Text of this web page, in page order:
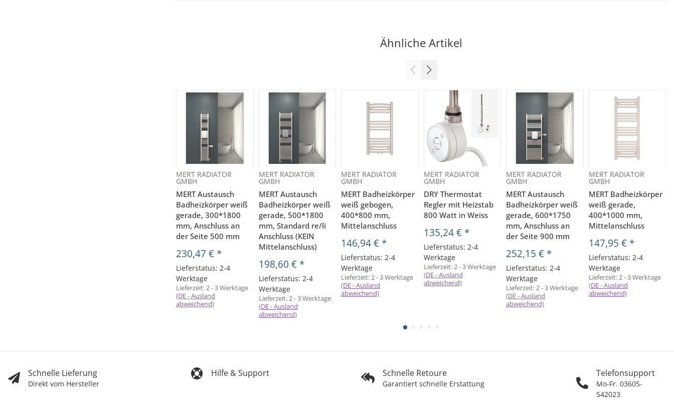
Ähnliche Artikel
MERT RADIATOR
GMBH
MERT Austausch
Badheizkörper weiß
gerade, 300*1800
mm, Anschluss an
der Seite 500 mm
230,47 € *
Lieferstatus: 2-4
Werktage
Lieferzeit:2 - 3 Werktage
(DE - Ausland
abweichend)
MERT RADIATOR
GMBH
MERT Austausch
Badheizkörper weiß
gerade, 500*1800
mm, Standard re/li
Anschluss (KEIN
Mittelanschluss)
198,60 € *
Lieferstatus: 2-4
Werktage
Lieferzeit:2 - 3 Werktage
(DE - Ausland
abweichend)
MERT RADIATOR
GMBH
MERT Badheizkörper
weiß gebogen,
400*800 mm,
Mittelanschluss
146,94 € *
Lieferstatus: 2-4
Werktage
Lieferzeit:2 - 3 Werktage
(DE - Ausland
abweichend)
MERT RADIATOR
GMBH
DRY Thermostat
Regler mit Heizstab
800 Watt in Weiss
135,24 € *
Lieferstatus: 2-4
Werktage
Lieferzeit:2 - 3 Werktage
(DE - Ausland
abweichend)
MERT RADIATOR
GMBH
MERT Austausch
Badheizkörper weiß
gerade, 600*1750
mm, Anschluss an
der Seite 900 mm
252,15 € *
Lieferstatus: 2-4
Werktage
Lieferzeit:2 - 3 Werktage
(DE - Ausland
abweichend)
MERT RADIATOR
GMBH
MERT Badheizkörper
weiß gerade,
400*1000 mm,
Mittelanschluss
147,95 € *
Lieferstatus: 2-4
Werktage
Lieferzeit:2 - 3 Werktage
(DE - Ausland
abweichend)
Schnelle Lieferung
Direkt vom Hersteller
Hilfe & Support Schnelle Retoure
Garantiert schnelle Erstattung
Telefonsupport
Mo-Fr. 03605-
542023